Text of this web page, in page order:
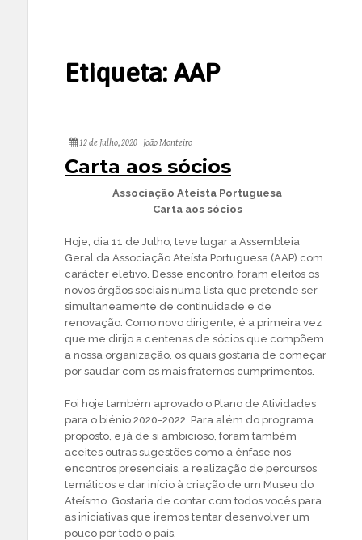
Etiqueta: AAP
12 de Julho, 2020 João Monteiro
Carta aos sócios
Associação Ateísta Portuguesa
Carta aos sócios
Hoje, dia 11 de Julho, teve lugar a Assembleia
Geral da Associação Ateísta Portuguesa (AAP) com
carácter eletivo. Desse encontro, foram eleitos os
novos órgãos sociais numa lista que pretende ser
simultaneamente de continuidade e de
renovação. Como novo dirigente, é a primeira vez
que me dirijo a centenas de sócios que compõem
a nossa organização, os quais gostaria de começar
por saudar com os mais fraternos cumprimentos.
Foi hoje também aprovado o Plano de Atividades
para o biénio 2020-2022. Para além do programa
proposto, e já de si ambicioso, foram também
aceites outras sugestões como a ênfase nos
encontros presenciais, a realização de percursos
temáticos e dar início à criação de um Museu do
Ateísmo. Gostaria de contar com todos vocês para
as iniciativas que iremos tentar desenvolver um
pouco por todo o país.